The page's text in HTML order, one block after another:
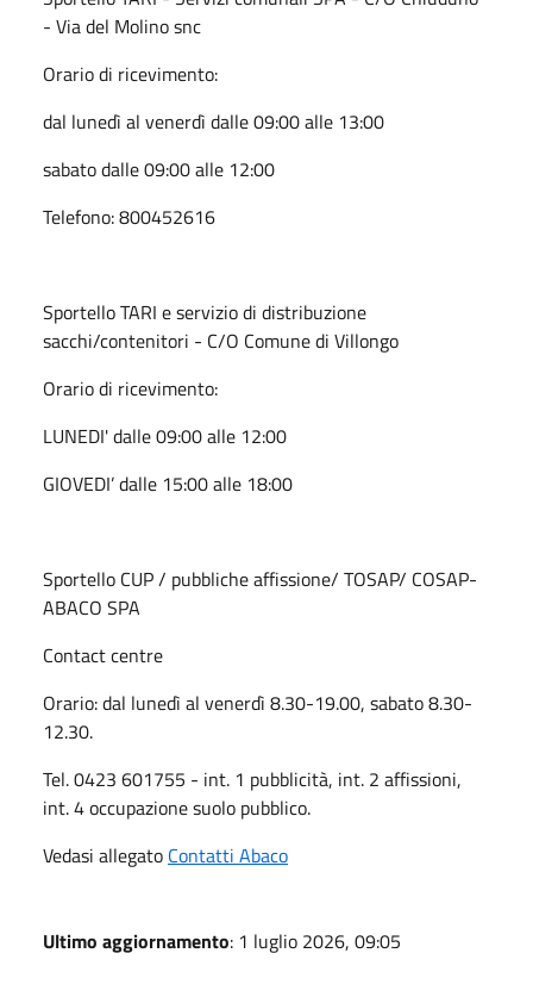
- Via del Molino snc
Orario di ricevimento:
dal lunedì al venerdì dalle 09:00 alle 13:00
sabato dalle 09:00 alle 12:00
Telefono: 800452616
Sportello TARI e servizio di distribuzione
sacchi/contenitori - C/O Comune di Villongo
Orario di ricevimento:
LUNEDI' dalle 09:00 alle 12:00
GIOVEDI’ dalle 15:00 alle 18:00
Sportello CUP / pubbliche affissione/ TOSAP/ COSAP-
ABACO SPA
Contact centre
Orario: dal lunedì al venerdì 8.30-19.00, sabato 8.30-
12.30.
Tel. 0423 601755 - int. 1 pubblicità, int. 2 affissioni,
int. 4 occupazione suolo pubblico.
Vedasi allegato Contatti Abaco
Ultimo aggiornamento: 1 luglio 2026, 09:05